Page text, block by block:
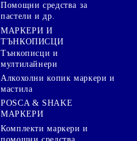
Помощни средства за
пастели и др.
МАРКЕРИ И
ТЪНКОПИСЦИ
Тънкописци и
мултилайнери
Алкохолни копик маркери и
мастила
POSCA & SHAKE
МАРКЕРИ
Комплекти маркери и